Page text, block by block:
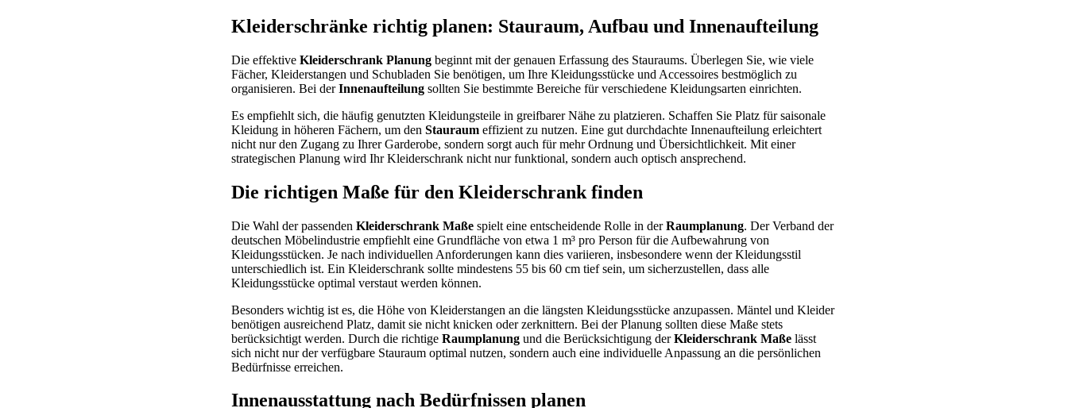
Kleiderschränke richtig planen: Stauraum, Aufbau und Innenaufteilung
Die effektive Kleiderschrank Planung beginnt mit der genauen Erfassung des Stauraums. Überlegen Sie, wie viele
Fächer, Kleiderstangen und Schubladen Sie benötigen, um Ihre Kleidungsstücke und Accessoires bestmöglich zu
organisieren. Bei derInnenaufteilung sollten Sie bestimmte Bereiche für verschiedene Kleidungsarten einrichten.
Es empfiehlt sich, die häufig genutzten Kleidungsteile in greifbarer Nähe zu platzieren. Schaffen Sie Platz für saisonale
Kleidung in höheren Fächern, um den Stauraum effizient zu nutzen. Eine gut durchdachte Innenaufteilung erleichtert
nicht nur den Zugang zu Ihrer Garderobe, sondern sorgt auch für mehr Ordnung und Übersichtlichkeit. Mit einer
strategischen Planung wird Ihr Kleiderschrank nicht nur funktional, sondern auch optisch ansprechend.
Die richtigen Maße für den Kleiderschrank finden
Die Wahl der passenden Kleiderschrank Maße spielt eine entscheidende Rolle in derRaumplanung. Der Verband der
deutschen Möbelindustrie empfiehlt eine Grundfläche von etwa 1 m³ pro Person für die Aufbewahrung von
Kleidungsstücken. Je nach individuellen Anforderungen kann dies variieren, insbesondere wenn der Kleidungsstil
unterschiedlich ist. Ein Kleiderschrank sollte mindestens 55 bis 60 cm tief sein, um sicherzustellen, dass alle
Kleidungsstücke optimal verstaut werden können.
Besonders wichtig ist es, die Höhe von Kleiderstangen an die längsten Kleidungsstücke anzupassen. Mäntel und Kleider
benötigen ausreichend Platz, damit sie nicht knicken oder zerknittern. Bei der Planung sollten diese Maße stets
berücksichtigt werden. Durch die richtige Raumplanung und die Berücksichtigung derKleiderschrank Maße lässt
sich nicht nur der verfügbare Stauraum optimal nutzen, sondern auch eine individuelle Anpassung an die persönlichen
Bedürfnisse erreichen.
Innenausstattung nach Bedürfnissen planen